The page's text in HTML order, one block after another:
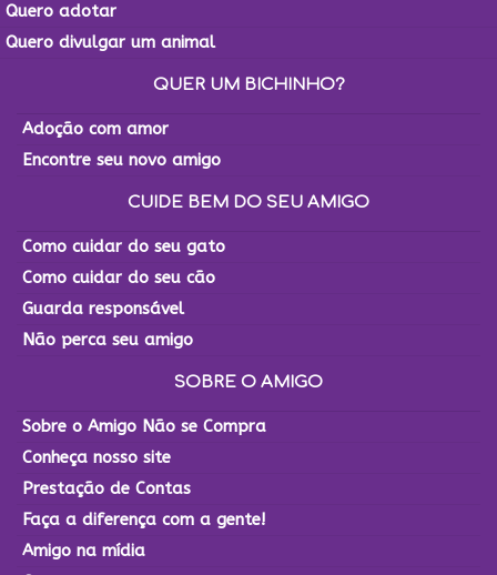
Quero adotar
Quero divulgar um animal
QUER UM BICHINHO?
Adoção com amor
Encontre seu novo amigo
CUIDE BEM DO SEU AMIGO
Como cuidar do seu gato
Como cuidar do seu cão
Guarda responsável
Não perca seu amigo
SOBRE O AMIGO
Sobre o Amigo Não se Compra
Conheça nosso site
Prestação de Contas
Faça a diferença com a gente!
Amigo na mídia